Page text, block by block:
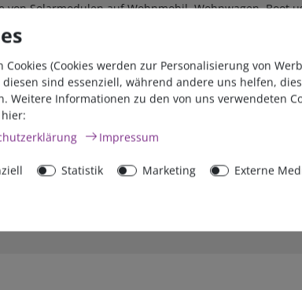
von Solarmodulen auf Wohnmobil, Wohnwagen,
bei gewölbten Dachflächen.
Die Winkel
geschraubt oder besser mit dem Klebeset Fix-Pack
wir zusätzlich das KlebesetFix-Pack
Winkeln - ist zur Montage von Modulen bis 100Wp
Stück) HWS4
Linsenkopf 4,8x19
Sie in unserer FAQ Fragen/Antworten Seite unter
Cookies (Cookies werden zur Personalisierung von
diesen sind essenziell, während andere uns helfen,
Weitere Informationen zu den von uns verwendeten
Impressum
Statistik Marketing Externe